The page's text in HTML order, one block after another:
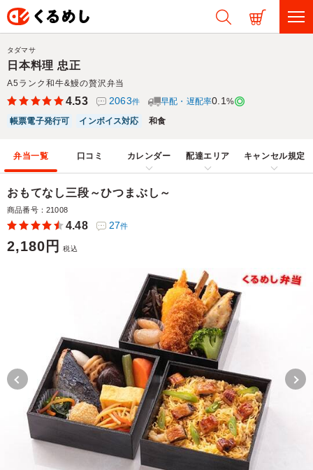
日本料理 忠正
A5ランク和牛&鰻の贅沢弁当
タダマサ
4.53 2063件 早配・遅配率0.1 %
帳票電子発行可
インボイス対応 和食
弁当一覧 口コミ カレンダー 配達エリア キャンセル規定
おもてなし三段～ひつまぶし～
商品番号：21008
4.48 27件
2,180円 税込